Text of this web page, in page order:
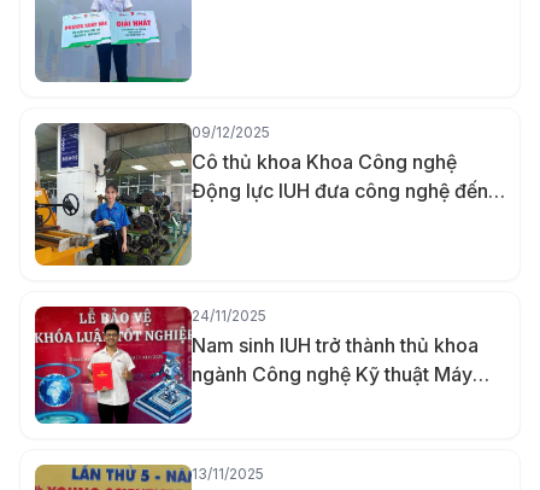
09/12/2025
Cô thủ khoa Khoa Công nghệ
Động lực IUH đưa công nghệ đến
gần hơn với người khuyết tật bằng
24/11/2025
Nam sinh IUH trở thành thủ khoa
ngành Công nghệ Kỹ thuật Máy
tính nhờ khả năng ghi nhớ vượt trội
13/11/2025